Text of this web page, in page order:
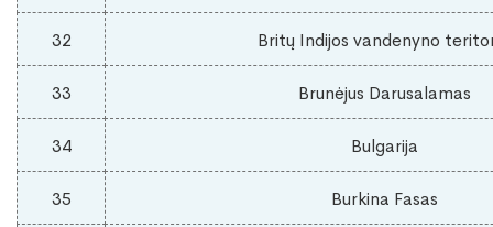
32 Britų Indijos vandenyno
33 Brunėjus Darusalamas
34 Bulgarija
35 Burkina Fasas